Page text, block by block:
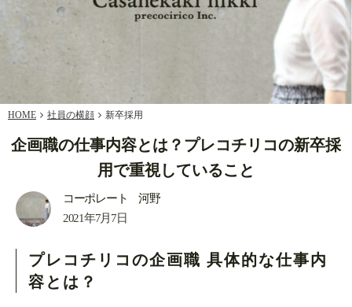
HOME 社員の横顔 新卒採用
企画職の仕事内容とは？プレコチリコの新卒採
用で重視していること
コーポレート 河野
2021年7月7日
プレコチリコの企画職 具体的な仕事内
容とは？